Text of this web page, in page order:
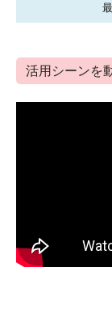
料金について
採用情報
活用シーンを